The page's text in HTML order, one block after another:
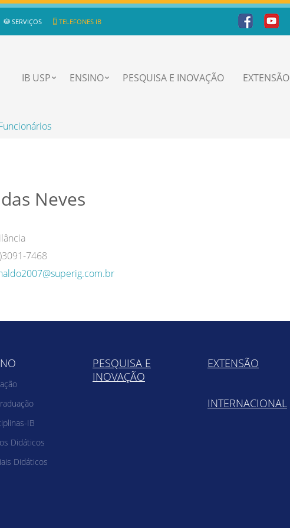
SERVIÇOS TELEFONES IB
IB USP ENSINO PESQUISA E INOVAÇÃO EXTENSÃO
Neves
7468
IB
Didáticos
Didáticos
PESQUISA E
INOVAÇÃO
EXTENSÃO
INTERNACIONAL